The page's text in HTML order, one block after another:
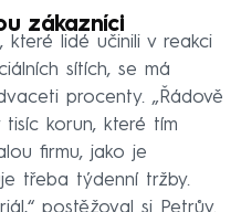
zákazníci
které lidé učinili v reakci
sítích, se má
procenty. „Řádově
korun, které tím
firmu, jako je
třeba týdenní tržby.